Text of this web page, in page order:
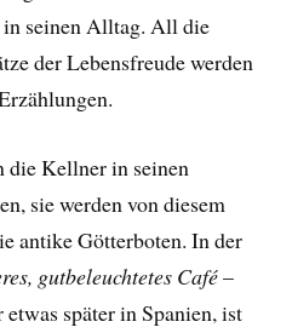
seinen Alltag. All die
der Lebensfreude werden
die Kellner in seinen
sie werden von diesem
antike Götterboten. In der
gutbeleuchtetes Café–
später in Spanien, ist